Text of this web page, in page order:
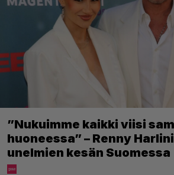
”Nukuimme kaikki viisi
huoneessa” – Renny
unelmien kesän Suomessa